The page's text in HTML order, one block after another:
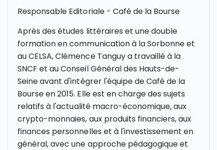
Responsable Editoriale - Café de la Bourse
Après des études littéraires et une double
formation en communication à la Sorbonne et
au CELSA, Clémence Tanguy a travaillé à la
SNCF et au Conseil Général des Hauts-de-
Seine avant d'intégrer l'équipe de Café de la
Bourse en 2015. Elle est en charge des sujets
relatifs à l'actualité macro-économique, aux
crypto-monnaies, aux produits financiers, aux
finances personnelles et à l'investissement en
général, avec une approche pédagogique et